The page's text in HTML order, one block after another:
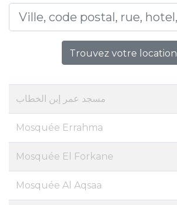
Trouvez votre location
مسجد عمر إبن الخطاب
Mosquée Errahma
Mosquée El Forkane
Mosquée Al Aqsaa